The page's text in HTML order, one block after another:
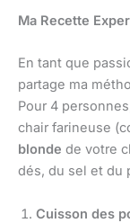
Ma Recette
En tant que
partage ma
Pour 4
chair farineuse
blonde de votre
dés, du sel et du
Cuisson des